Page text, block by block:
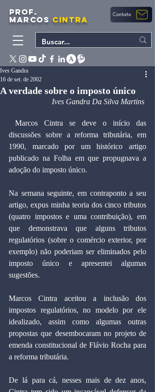
PROF.
MARCOS CINTRA Contato
A verdade sobre o imposto único
Ives Gandra
16 de set. de 2002
Ives Gandra Da Silva Martins
discussões sobre a reforma tributária, em
1990, marcado por um histórico artigo
publicado na Folha em que propugnava a
adoção do imposto único.
Na semana seguinte, em contraponto a seu
artigo, expus minha teoria dos cinco tributos
(quatro impostos e uma contribuição), em
que demonstrava que alguns tributos
regulatórios (sobre o comércio exterior, por
exemplo) não poderiam ser eliminados pelo
imposto único e apresentei algumas
sugestões.
Marcos Cintra aceitou a inclusão dos
impostos regulatórios, no modelo por ele
idealizado, assim como algumas outras
propostas que desembocaram no projeto de
emenda constitucional de Flávio Rocha para
a reforma tributária.
De lá para cá, nesses mais de dez anos,